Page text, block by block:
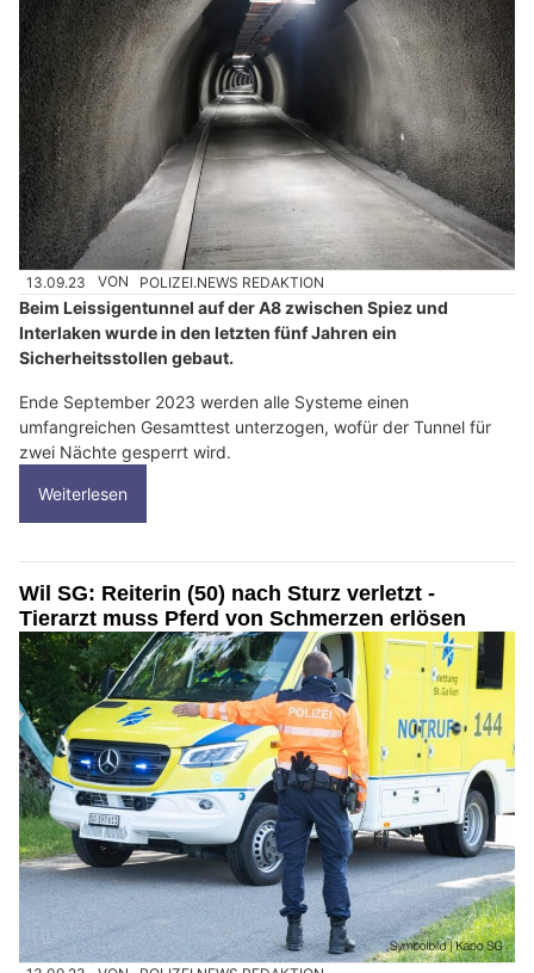
13.09.23 VON POLIZEI.NEWS REDAKTION
Beim Leissigentunnel auf der A8 zwischen Spiez und
Interlaken wurde in den letzten fünf Jahren ein
Sicherheitsstollen gebaut.
Ende September 2023 werden alle Systeme einen
umfangreichen Gesamttest unterzogen, wofür der Tunnel für
zwei Nächte gesperrt wird.
Weiterlesen
Wil SG: Reiterin (50) nach Sturz verletzt -
Tierarzt muss Pferd von Schmerzen erlösen